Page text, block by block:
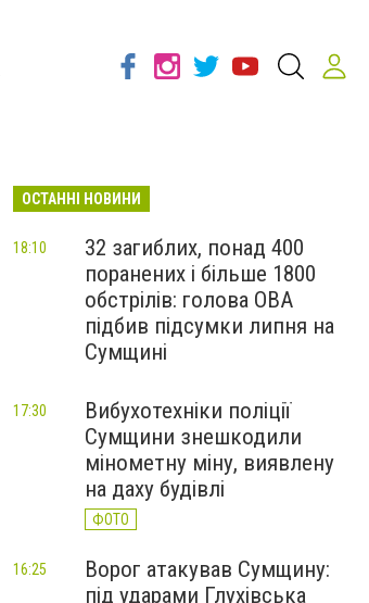
ОСТАННІ НОВИНИ
32 загиблих, понад 400
поранених і більше 1800
обстрілів: голова ОВА
підбив підсумки липня на
Сумщині
18:10
Вибухотехніки поліції
Сумщини знешкодили
мінометну міну, виявлену
на даху будівлі
ФОТО
17:30
Ворог атакував Сумщину:
під ударами Глухівська
16:25